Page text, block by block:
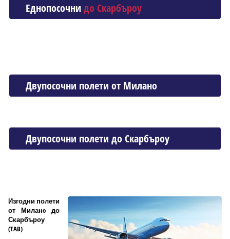
Еднопосочни до Скарбъроу
Двупосочни полети от Миланo
Двупосочни полети до Скарбъроу
Изгодни полети
от Миланo до
Скарбъроу
(TAB)